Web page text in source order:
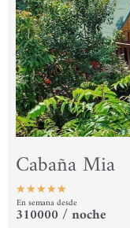
Cabaña Mia
★ ★ ★ ★ ★
Valorado
con
En semana desde
310000 / noche